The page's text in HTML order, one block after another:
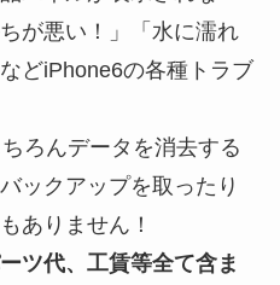
が悪い！」「水に濡れ
どiPhone6の各種トラブ
ろんデータを消去する
ックアップを取ったり
ありません！
ツ代、工賃等全て含ま